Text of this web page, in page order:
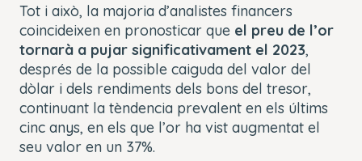
Tot i això, la majoria d’analistes financers
coincideixen en pronosticar que el preu de l’or
tornarà a pujar significativament el 2023,
després de la possible caiguda del valor del
dòlar i dels rendiments dels bons del tresor,
continuant la tèndencia prevalent en els últims
cinc anys, en els que l’or ha vist augmentat el
seu valor en un 37%.